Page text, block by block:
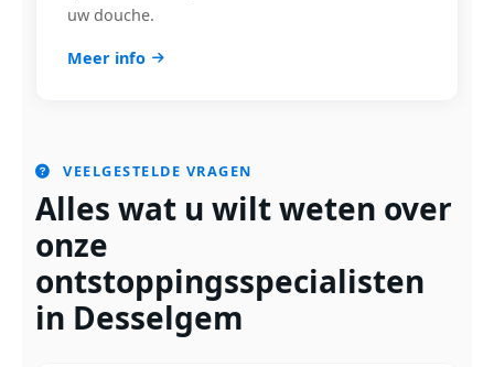
uw douche.
Meer info
VEELGESTELDE VRAGEN
Alles wat u wilt weten over
onze
ontstoppingsspecialisten
in Desselgem